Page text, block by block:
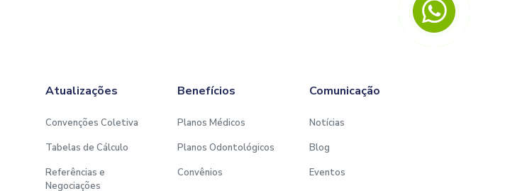
Atualizações
Convenções Coletiva
Tabelas de Cálculo
Referências e
Negociações
Benefícios
Planos Médicos
Planos Odontológicos
Convênios
Comunicação
Notícias
Blog
Eventos